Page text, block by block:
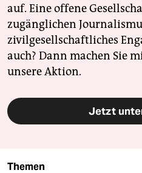
auf. Eine offene
zugänglichen
zivilgesellschaftliches
auch? Dann machen Sie
unsere Aktion.
Jetzt
Themen